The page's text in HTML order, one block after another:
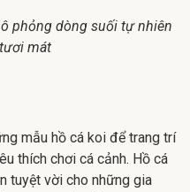
phỏng dòng suối tự nhiên
mát
mẫu hồ cá koi để trang trí
thích chơi cá cảnh. Hồ cá
tuyệt vời cho những gia